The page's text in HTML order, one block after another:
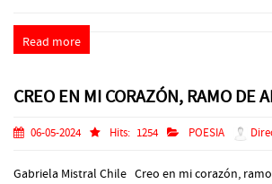
Read more
CREO EN MI CORAZÓN, RAMO DE
06-05-2024 Hits: 1254 POESIA
Gabriela Mistral Chile Creo en mi corazón,